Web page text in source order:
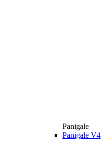
Panigale
Panigale V4